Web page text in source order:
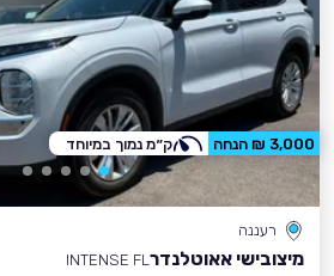
רעננה
מיצובישי אאוטלנדר INTENSE FL
3,000 ₪ הנחה ק״מ נמוך במיוחד